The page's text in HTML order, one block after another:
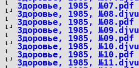
Здоровье, 1985, №07.pdf
Здоровье, 1985, №08.djvu
Здоровье, 1985, №08.pdf
Здоровье, 1985, №09.djvu
Здоровье, 1985, №09.pdf
Здоровье, 1985, №10.djvu
Здоровье, 1985, №10.pdf
Здоровье, 1985, №11.djvu